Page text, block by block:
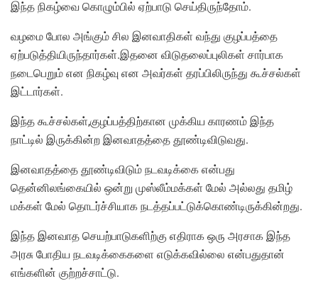
இந்த நிகழ்வை கொழும்பில் ஏற்பாடு செய்திருந்தோம்.
வழமை போல அங்கும் சில இனவாதிகள் வந்து குழப்பத்தை
ஏற்படுத்தியிருந்தார்கள்.இதனை விடுதலைப்புலிகள் சார்பாக
நடைபெறும் என நிகழ்வு என அவர்கள் தரப்பிலிருந்து கூச்சல்கள்
இட்டார்கள்.
இந்த கூச்சல்கள்,குழப்பத்திற்கான முக்கிய காரணம் இந்த
நாட்டில் இருக்கின்ற இனவாதத்தை தூண்டிவிடுவது.
இனவாதத்தை தூண்டிவிடும் நடவடிக்கை என்பது
தென்னிலங்கையில் ஒன்று முஸ்லீம்மக்கள் மேல் அல்லது தமிழ்
மக்கள் மேல் தொடர்ச்சியாக நடத்தப்பட்டுக்கொண்டிருக்கின்றது.
இந்த இனவாத செயற்பாடுகளிற்கு எதிராக ஒரு அரசாக இந்த
அரசு போதிய நடவடிக்கைகளை எடுக்கவில்லை என்பதுதான்
எங்களின் குற்றச்சாட்டு.